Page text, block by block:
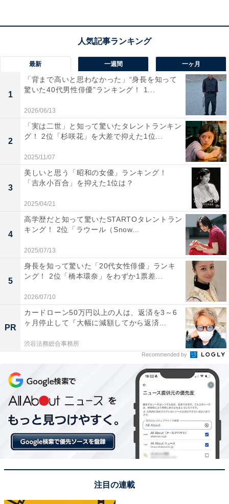
回答者からは、「地元でも頭が良く行きたい学校として
人気があったイメージだから」（20代女性／神奈川
県）、「東大進学者数を近年は大きく伸ばしながら、部
活もそれぞれに楽しく活動していて、結果も出している
から」（50代女性／埼玉県）という声がありました。
5位までの全ランキング結果を見
こちらもおすすめ
文武両道だと思う「東京都の公立進学校」ラン
キング！ 1位「国立高校」、2位は？
最新 一週間 一ヶ月
1
「背まで高いと思わなかった」“身長を知って
驚いた40代男性俳優”ランキング！ 1...
2026/06/13
2
「実は二世」と知って驚いたタレントランキン
グ！ 2位「杉咲花」を大差で抑えた1位...
2025/11/07
3
美しいと思う「昭和の女優」ランキング！
「吉永小百合」を抑えた1位は？
2025/04/21
4
高学歴だと知って驚いたSTARTOタレントラン
キング！ 2位「ラウール（Snow...
2025/07/13
5
身長を知って驚いた「20代女性俳優」ランキ
ング！ 2位「橋本環奈」をわずか1票差...
2026/07/10
PR
カードローン50万円以上の人は、返済を3～6
ヶ月停止して『大幅に減額してから返済...
渋谷法務総合事務所
Recommended by
注目の連載